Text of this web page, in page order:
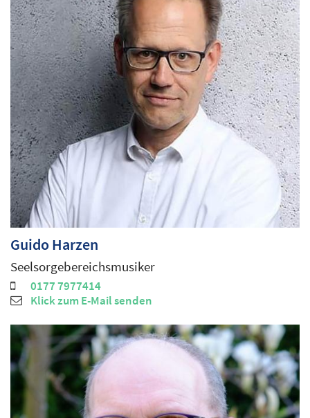
GuidoHarzen
Seelsorgebereichsmusiker
0177 7977414
Klick zum E-Mail senden